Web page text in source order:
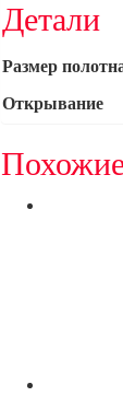
Детали
Размер
Открывание